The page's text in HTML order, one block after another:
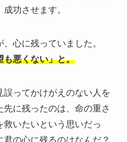
功させます。
心に残っていました。
も悪くない」と。
誤ってかけがえのない人を
に残ったのは、命の重さ
救いたいという思いだっ
の心に残るのはなんだ？